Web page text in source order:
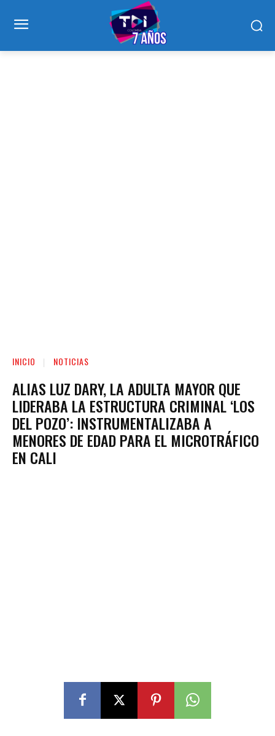
INICIO NOTICIAS
ALIAS LUZ DARY, LA ADULTA MAYOR QUE
LIDERABA LA ESTRUCTURA CRIMINAL ‘LOS
DEL POZO’: INSTRUMENTALIZABA A
MENORES DE EDAD PARA EL MICROTRÁFICO
EN CALI